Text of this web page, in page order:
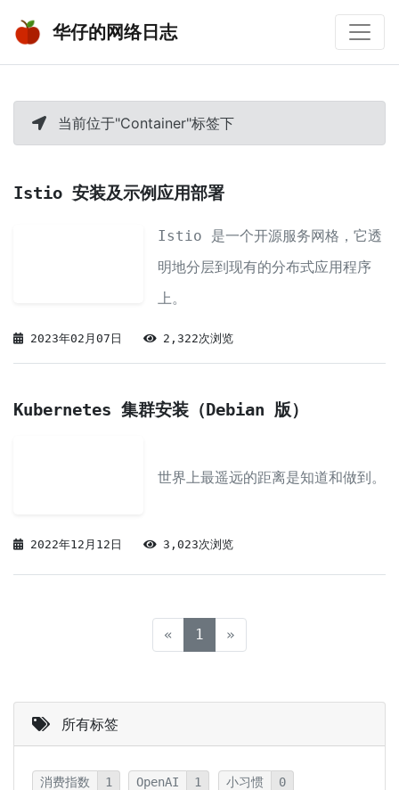
华仔的网络日志
当前位于"Container"标签下
Istio 安装及示例应用部署
Istio 是一个开源服务网格，它透
明地分层到现有的分布式应用程序
上。
2023年02月07日 2,322次浏览
Kubernetes 集群安装（Debian 版）
世界上最遥远的距离是知道和做到。
2022年12月12日 3,023次浏览
« 1 (current)
»
所有标签
消费指数 1 OpenAI 1 小习惯 0